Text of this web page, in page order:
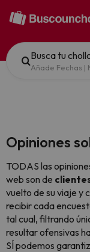
Busca tu
Añade Fechas |
Opiniones
TODAS las
web son de
vuelto de su viaje y
recibir cada
tal cual, filtrando
resultar ofensivas
SÍ podemos